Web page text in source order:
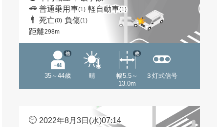
普通乗用車(1) 軽自動車(1)
死亡(0) 負傷(1)
距離298m
35～44歳
他
晴
幅5.5～
13.0m
他
３灯式信号
2022年8月3日(水)07:14